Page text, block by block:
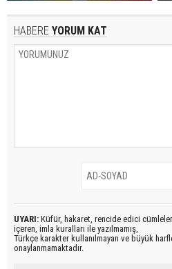
HABERE YORUM KAT
UYARI: Küfür, hakaret, rencide edici
içeren, imla kuralları ile yazılmamış,
Türkçe karakter kullanılmayan ve büyük
onaylanmamaktadır.